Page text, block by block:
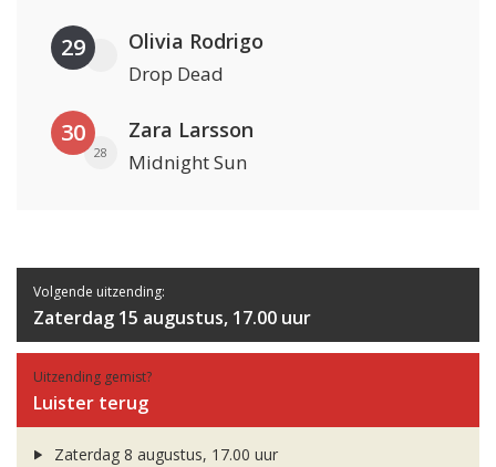
29 Olivia Rodrigo
Drop Dead
30
28
Zara Larsson
Midnight Sun
Volgende uitzending:
Zaterdag 15 augustus, 17.00 uur
Uitzending gemist?
Luister terug
Zaterdag 8 augustus, 17.00 uur